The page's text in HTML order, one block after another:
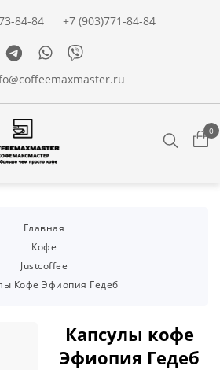
84-84
+7 (903)771-84-84
TelegramWhatsapp
Viber
0
Главная
Кофе
Justcoffee
Кофе Эфиопия Гедеб
Капсулы кофе
Эфиопия Гедеб